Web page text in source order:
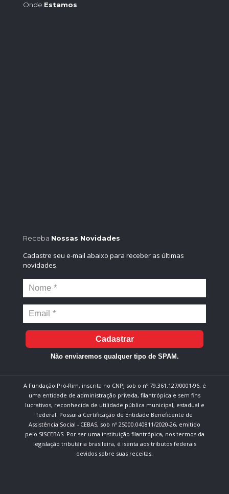
Onde Estamos
Receba Nossas Novidades
Cadastre seu e-mail abaixo para receber as últimas
novidades.
Cadastrar
Não enviaremos qualquer tipo de SPAM.
A Fundação Pró-Rim, inscrita no CNPJ sob o nº 79.361.127/0001-96, é
uma entidade de administração privada, filantrópica e sem fins
lucrativos, reconhecida de utilidade pública municipal, estadual e
federal. Possui a Certificação de Entidade Beneficente de
Assistência Social - CEBAS, sob nº 25000.040811/2020-26, emitido
pelo SISCEBAS. Por ser uma instituição filantrópica, nos termos da
legislação tributária brasileira, é isenta aos tributos federais
devidos sobre suas receitas.